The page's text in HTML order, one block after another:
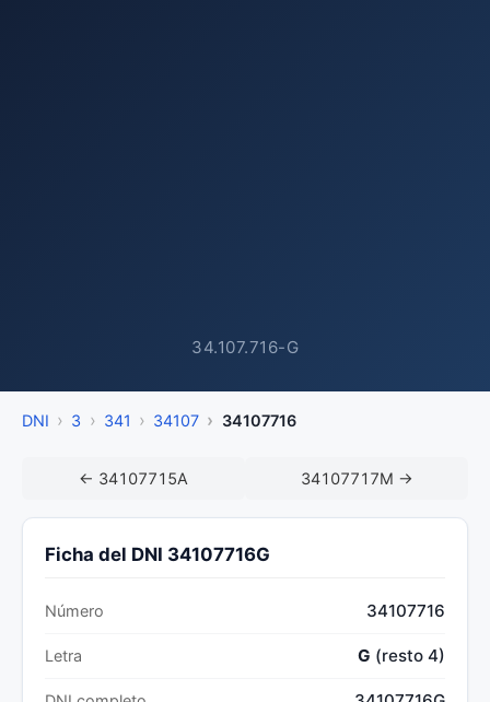
34.107.716-G
DNI 3 341 34107 34107716
← 34107715A 34107717M →
Ficha del DNI 34107716G
Número 34107716
Letra G (resto 4)